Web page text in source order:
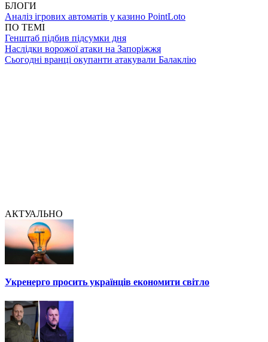
БЛОГИ
Аналіз ігрових автоматів у казино PointLoto
ПО ТЕМІ
Генштаб підбив підсумки дня
Наслідки ворожої атаки на Запоріжжя
Сьогодні вранці окупанти атакували Балаклію
АКТУАЛЬНО
Укренерго просить українців економити світло